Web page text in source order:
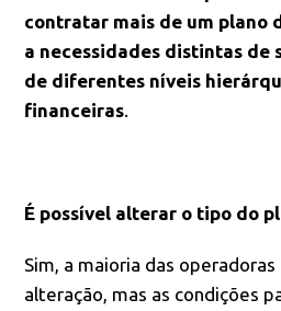
contratar mais de um plano
a necessidades distintas de
de diferentes níveis
financeiras
É possível alterar o tipo do
Sim, a maioria das
alteração, mas as condições